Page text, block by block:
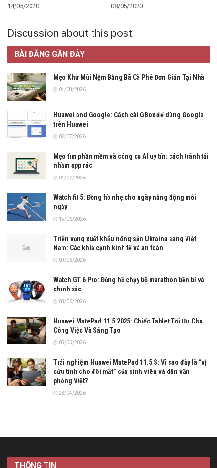
14/05/2020 08/05/2020
Discussion about this post
BÀI ĐĂNG GẦN ĐÂY
Mẹo Khử Mùi Nệm Bằng Bã Cà Phê Đơn Giản Tại Nhà
04/08/2026
Huawei and Google: Cách cài GBox để dùng Google
trên Huawei
06/07/2026
Mẹo tìm phần mềm và công cụ AI uy tín: cách tránh tải
nhầm app rác
04/07/2026
Watch fit 5: Đồng hồ nhẹ cho ngày năng động mỗi
ngày
15/06/2026
Triển vọng xuất khẩu nông sản Ukraina sang Việt
Nam: Các khía cạnh kinh tế và an toàn
09/06/2026
Watch GT 6 Pro: Đồng hồ chạy bộ marathon bền bỉ và
chính xác
03/06/2026
Huawei MatePad 11.5 2025: Chiếc Tablet Tối Ưu Cho
Công Việc Và Sáng Tạo
05/05/2026
Trải nghiệm Huawei MatePad 11.5 S: Vì sao đây là “vị
cứu tinh cho đôi mắt” của sinh viên và dân văn
phòng Việt?
28/04/2026
THÔNG TIN